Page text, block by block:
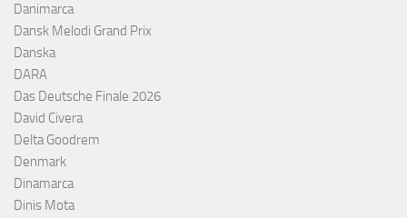
Danimarca
Dansk Melodi Grand Prix
Danska
DARA
Das Deutsche Finale 2026
David Civera
Delta Goodrem
Denmark
Dinamarca
Dinis Mota